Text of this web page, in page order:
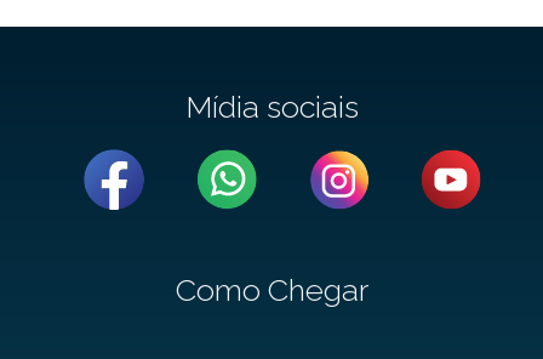
Mídia sociais
Como Chegar